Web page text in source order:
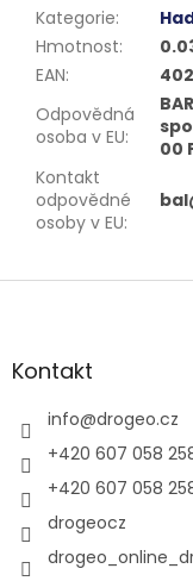
Kategorie:
Hmotnost:
EAN:
Odpovědná
osoba v EU:
00
Kontakt
odpovědné
osoby v EU:
Z
aKontakt
info@drogeo.cz
+420 607 058
+420 607 058
drogeocz